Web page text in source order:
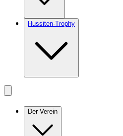
Hussiten-Trophy
Der Verein